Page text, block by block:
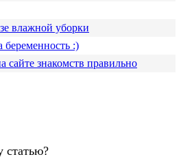
влажной уборки
беременность :)
сайте знакомств правильно
статью?